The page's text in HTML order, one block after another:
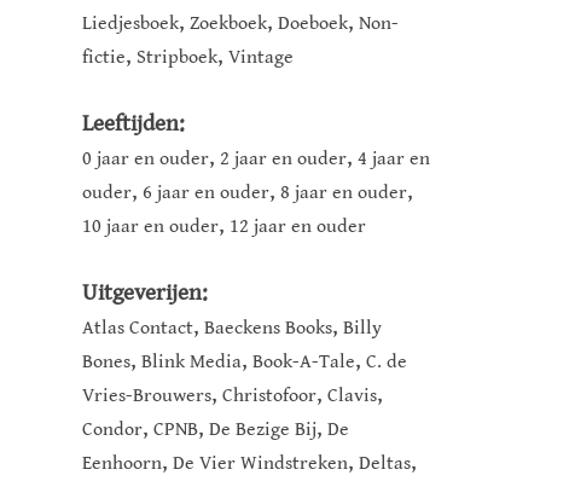
Liedjesboek, Zoekboek, Doeboek, Non-
fictie, Stripboek, Vintage
Leeftijden:
0 jaar en ouder, 2 jaar en ouder, 4 jaar en
ouder, 6 jaar en ouder, 8 jaar en ouder,
10 jaar en ouder, 12 jaar en ouder
Uitgeverijen:
Atlas Contact, Baeckens Books, Billy
Bones, Blink Media, Book-A-Tale, C. de
Vries-Brouwers, Christofoor, Clavis,
Condor, CPNB, De Bezige Bij, De
Eenhoorn, De Vier Windstreken, Deltas,